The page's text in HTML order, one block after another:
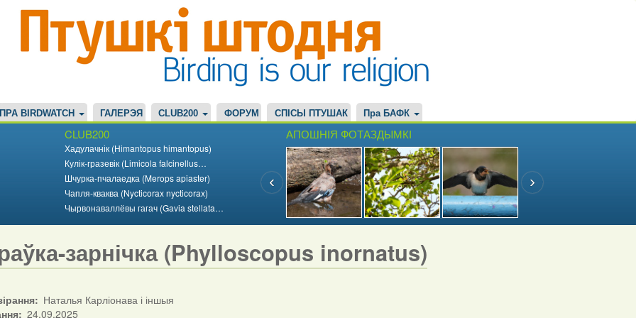
ПРА BIRDWATCH ГАЛЕРЭЯ CLUB200 ФОРУМ СПІСЫ ПТУШАК Пра БАФК
CLUB200
Хадулачнік (Himantopus himantopus)
Кулік-гразевік (Limicola falcinellus…
Шчурка-пчалаедка (Merops apiaster)
Чапля-кваква (Nycticorax nycticorax)
Чырвонаваллёвы гагач (Gavia stellata…
АПОШНІЯ ФОТАЗДЫМКІ
зарнічка (Phylloscopus inornatus)
Наталья Карліонава і іншыя
24.09.2025